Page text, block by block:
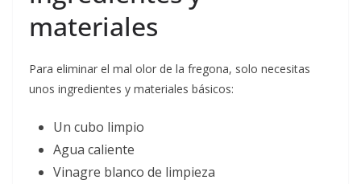
materiales
Para eliminar el mal olor de la fregona, solo necesitas
unos ingredientes y materiales básicos:
Un cubo limpio
Agua caliente
Vinagre blanco de limpieza